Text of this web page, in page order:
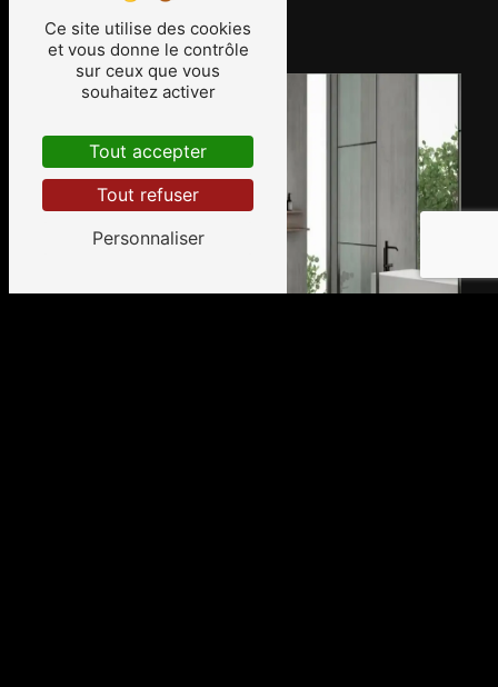
Ce site utilise des cookies
et vous donne le contrôle
sur ceux que vous
souhaitez activer
Tout accepter
Tout refuser
Personnaliser